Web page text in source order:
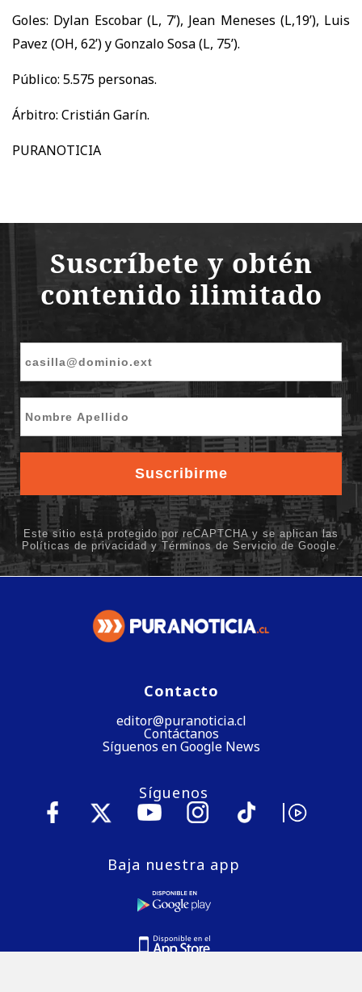
Goles: Dylan Escobar (L, 7’), Jean Meneses (L,19’), Luis
Pavez (OH, 62’) y Gonzalo Sosa (L, 75’).
Público: 5.575 personas.
Árbitro: Cristián Garín.
PURANOTICIA
Contacto
editor@puranoticia.cl
Contáctanos
Síguenos en Google News
Síguenos
Baja nuestra app